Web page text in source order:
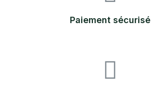
Paiement sécurisé